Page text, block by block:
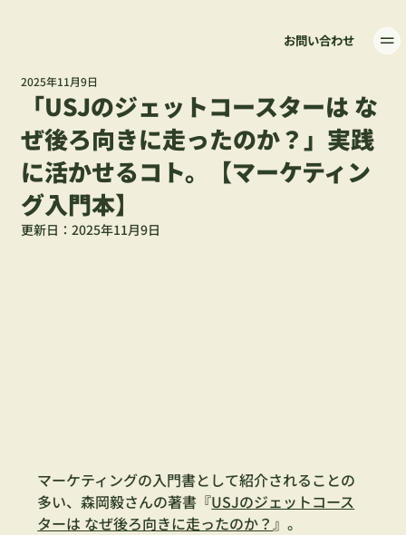
お問い合わせ
「USJのジェットコースターは な
ぜ後ろ向きに走ったのか？」実践
に活かせるコト。【マーケティン
グ入門本】
2025年11月9日
更新日：2025年11月9日
マーケティングの入門書として紹介されることの
多い、森岡毅さんの著書『USJのジェットコース
ターは なぜ後ろ向きに走ったのか？』。